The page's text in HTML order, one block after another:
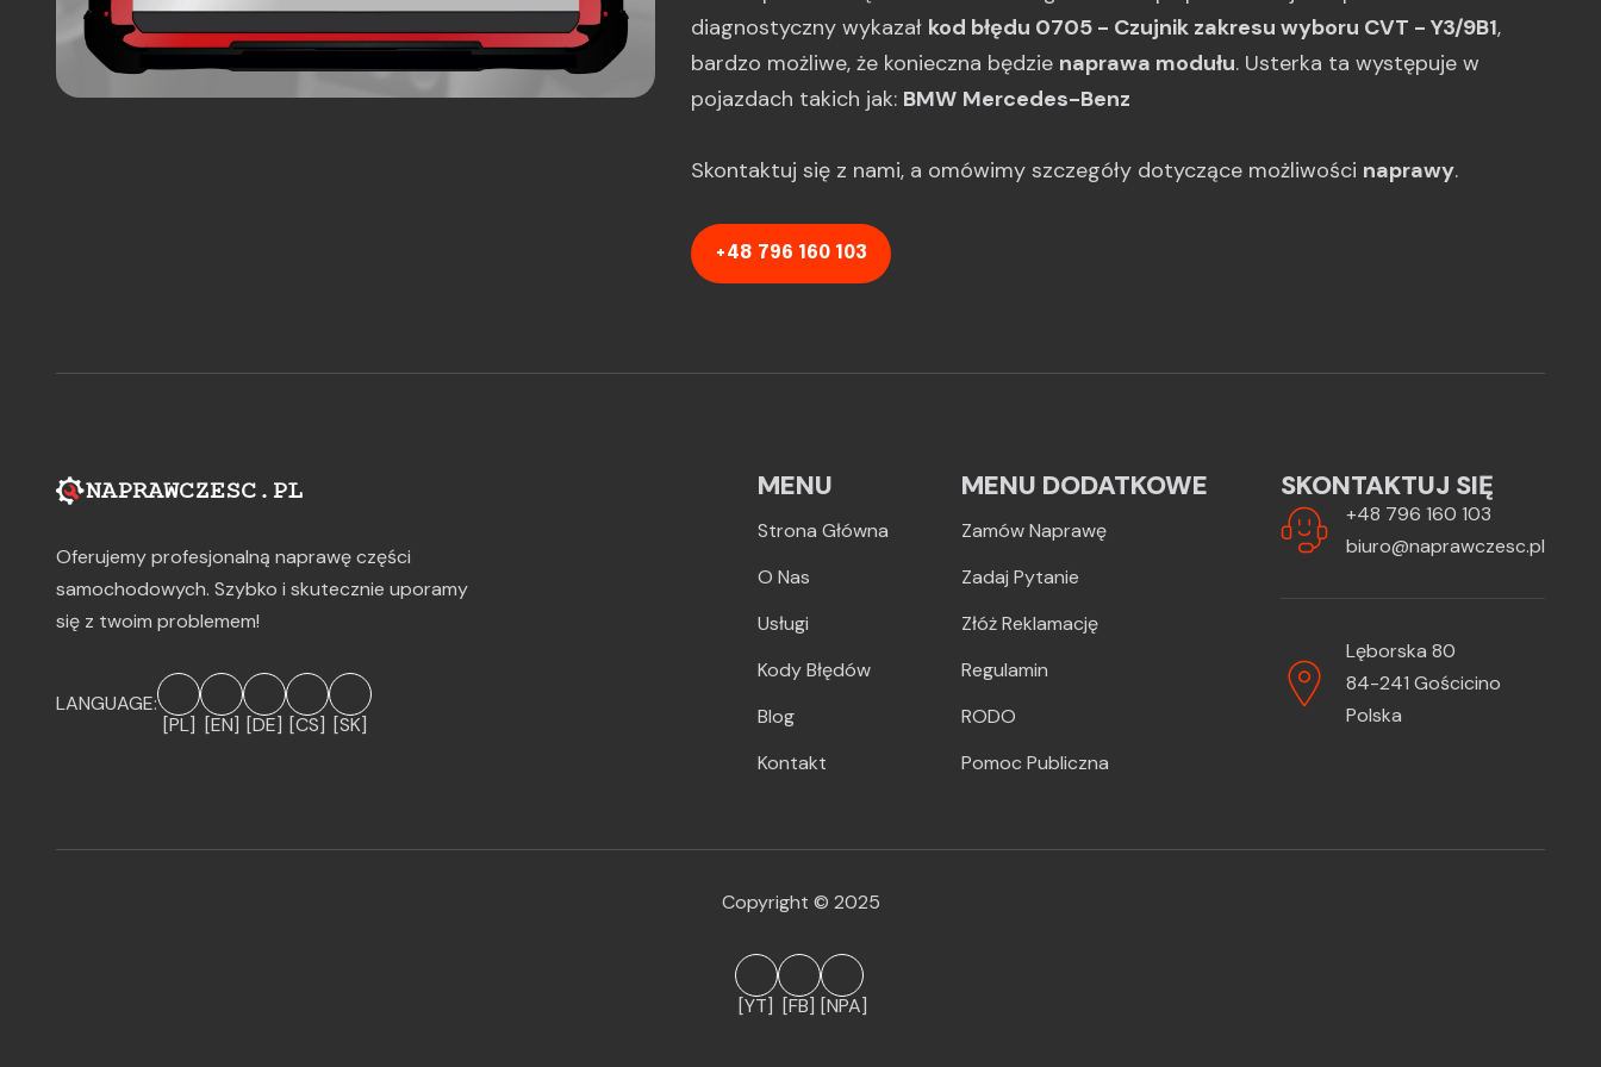
diagnostyczny wykazał kod błędu 0705 - Czujnik zakresu wyboru CVT - Y3/9B1,
bardzo możliwe, że konieczna będzie naprawa modułu. Usterka ta występuje w
pojazdach takich jak: BMW Mercedes-Benz
Skontaktuj się z nami, a omówimy szczegóły dotyczące możliwości naprawy.
+48 796 160 103
Oferujemy profesjonalną naprawę części
samochodowych. Szybko i skutecznie uporamy
się z twoim problemem!
LANGUAGE:
[PL] [EN] [DE] [CS] [SK]
MENU
Strona Główna
O Nas
Usługi
Kody Błędów
Blog
Kontakt
MENU DODATKOWE
Zamów Naprawę
Zadaj Pytanie
Złóż Reklamację
Regulamin
RODO
Pomoc Publiczna
SKONTAKTUJ SIĘ
+48 796 160 103
biuro@naprawczesc.pl
Lęborska 80
84-241 Gościcino
Polska
Copyright © 2025
[YT] [FB] [NPA]